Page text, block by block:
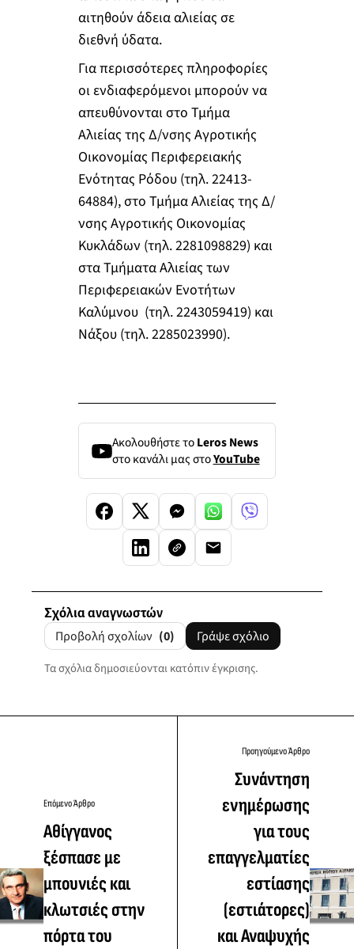
αιτηθούν άδεια αλιείας σε
διεθνή ύδατα.
Για περισσότερες πληροφορίες
οι ενδιαφερόμενοι μπορούν να
απευθύνονται στο Τμήμα
Αλιείας της Δ/νσης Αγροτικής
Οικονομίας Περιφερειακής
Ενότητας Ρόδου (τηλ. 22413-
64884), στο Τμήμα Αλιείας της Δ/
νσης Αγροτικής Οικονομίας
Κυκλάδων (τηλ. 2281098829) και
στα Τμήματα Αλιείας των
Περιφερειακών Ενοτήτων
Καλύμνου (τηλ. 2243059419) και
Νάξου (τηλ. 2285023990).
Ακολουθήστε τοLeros News
στο κανάλι μας στοYouTube
Σχόλια αναγνωστών
Προβολή σχολίων (0) Γράψε σχόλιο
Τα σχόλια δημοσιεύονται κατόπιν έγκρισης.
Επόμενο Άρθρο
Αθίγγανος
ξέσπασε με
μπουνιές και
κλωτσιές στην
πόρτα του
Προηγούμενο Άρθρο
Συνάντηση
ενημέρωσης
για τους
επαγγελματίες
εστίασης
(εστιάτορες)
και Αναψυχής